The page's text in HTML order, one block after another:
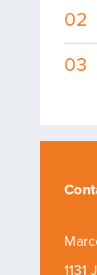
02
03
1131